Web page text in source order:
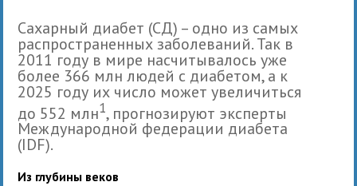
Сахарный диабет (СД) – одно из самых
распространенных заболеваний. Так в
2011 году в мире насчитывалось уже
более 366 млн людей с диабетом, а к
2025 году их число может увеличиться
до 552 млн1, прогнозируют эксперты
Международной федерации диабета
(IDF).
Из глубины веков